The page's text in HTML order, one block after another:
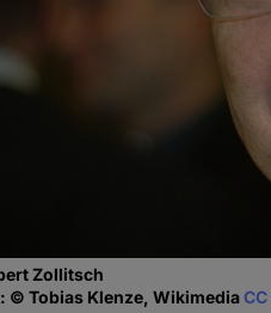
Zollitsch
© Tobias Klenze, Wikimedia